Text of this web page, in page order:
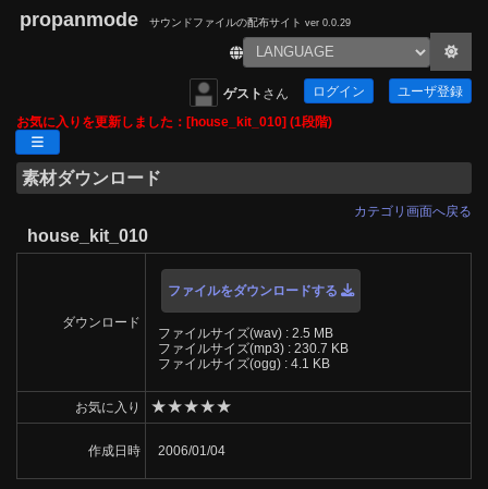
propanmode サウンドファイルの配布サイト ver 0.0.29
ゲスト さん ログイン ユーザ登録
お気に入りを更新しました：[house_kit_010] (1段階)
素材ダウンロード
カテゴリ画面へ戻る
house_kit_010
ダウンロード
ファイルをダウンロードする
ファイルサイズ(wav) : 2.5 MB
ファイルサイズ(mp3) : 230.7 KB
ファイルサイズ(ogg) : 4.1 KB
お気に入り ★★★★★
作成日時 2006/01/04